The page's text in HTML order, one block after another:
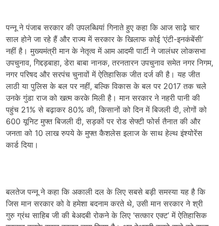
पन्नू ने पंजाब सरकार की उपलब्धियां गिनाते हुए कहा कि आज साढ़े चार
साल होने जा रहे हैं और राज्य में सरकार के खिलाफ कोई ‘एंटी-इनकंबेंसी’
नहीं है। मुख्यमंत्री मान के नेतृत्व में आम आदमी पार्टी ने जालंधर लोकसभा
उपचुनाव, गिद्दड़बाहा, डेरा बाबा नानक, तरनतारन उपचुनाव समेत नगर निगम,
नगर परिषद और सरपंच चुनावों में ऐतिहासिक जीत दर्ज की है। यह जीत
लाठी या पुलिस के बल पर नहीं, बल्कि विकास के बल पर 2017 तक चले
उनके गुंडा राज को खत्म करके मिली है। मान सरकार ने नहरी पानी की
पहुंच 21% से बढ़ाकर 80% की, किसानों को दिन में बिजली दी, लोगों को
600 यूनिट मुफ्त बिजली दी, सड़कों पर रोड सेफ्टी फोर्स तैनात की और
जनता को 10 लाख रुपये के मुफ्त कैशलेस इलाज के साथ हेल्थ इंश्योरेंस
कार्ड दिया।
बलतेज पन्नू ने कहा कि अकाली दल के लिए सबसे बड़ी समस्या यह है कि
जिस मान सरकार को वे हमेशा बदनाम करते थे, उसी मान सरकार ने श्री
गुरु ग्रंथ साहिब जी की बेअदबी रोकने के लिए ‘सत्कार एक्ट’ में ऐतिहासिक